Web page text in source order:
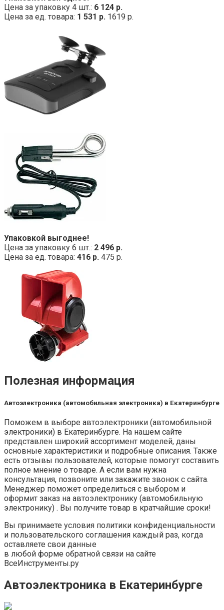
Цена за упаковку 4 шт.: 6 124 р.
Цена за ед. товара: 1 531 р. 1619 р.
Упаковкой выгоднее!
Цена за упаковку 6 шт.: 2 496 р.
Цена за ед. товара: 416 р. 475 р.
Полезная информация
Автоэлектроника (автомобильная электроника) в Екатеринбурге
Поможем в выборе автоэлектроники (автомобильной
электроники) в Екатеринбурге. На нашем сайте
представлен широкий ассортимент моделей, даны
основные характеристики и подробные описания. Также
есть отзывы пользователей, которые помогут составить
полное мнение о товаре. А если вам нужна
консультация, позвоните или закажите звонок с сайта.
Менеджер поможет определиться с выбором и
оформит заказ на автоэлектронику (автомобильную
электронику) . Вы получите товар в кратчайшие сроки!
Вы принимаете условия политики конфиденциальности
и пользовательского соглашения каждый раз, когда
оставляете свои данные
в любой форме обратной связи на сайте
ВсеИнструменты.ру
Автоэлектроника в Екатеринбурге